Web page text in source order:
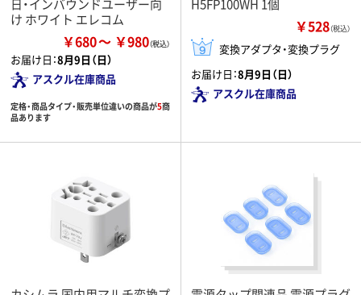
日・インバウンドユーザー向
け ホワイト エレコム
￥680 ￥980
お届け日：8月9日（日）
アスクル在庫商品
定格・商品タイプ・販売単位違いの商品が5商
品あります
H5FP100WH 1個
￥528（税込）
変換アダプタ・変換プラグ
お届け日：8月9日（日）
アスクル在庫商品